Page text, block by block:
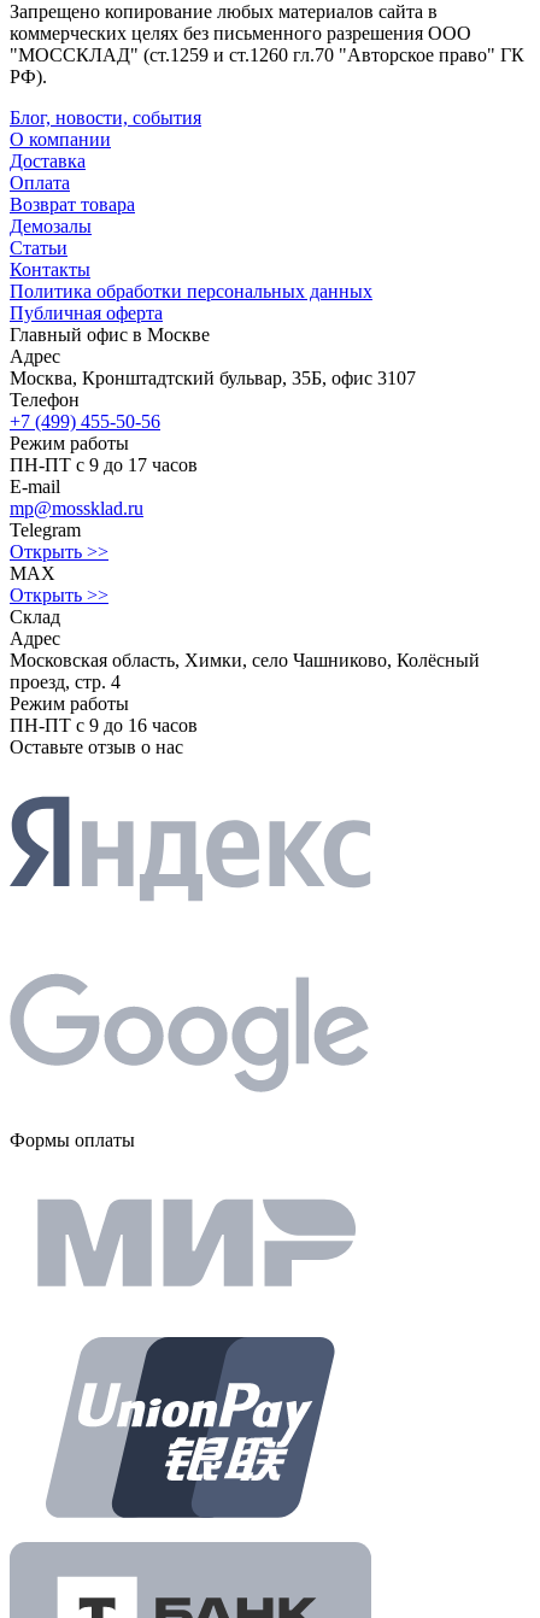
Запрещено копирование любых материалов сайта в
коммерческих целях без письменного разрешения ООО
"МОССКЛАД" (ст.1259 и ст.1260 гл.70 "Авторское право" ГК
РФ).
Блог, новости, события
О компании
Доставка
Оплата
Возврат товара
Демозалы
Статьи
Контакты
Политика обработки персональных данных
Публичная оферта
Главный офис в Москве
Адрес
Москва, Кронштадтский бульвар, 35Б, офис 3107
Телефон
+7 (499) 455-50-56
Режим работы
ПН-ПТ с 9 до 17 часов
E-mail
mp@mossklad.ru
Telegram
Открыть >>
MAX
Открыть >>
Склад
Адрес
Московская область, Химки, село Чашниково, Колёсный
проезд, стр. 4
Режим работы
ПН-ПТ с 9 до 16 часов
Оставьте отзыв о нас
Формы оплаты